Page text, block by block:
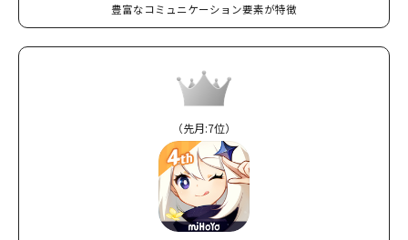
豊富なコミュニケーション要素が特徴
（先月:7位）